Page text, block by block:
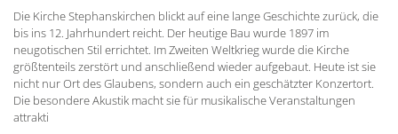
Die Kirche Stephanskirchen blickt auf eine lange Geschichte zurück, die
bis ins 12. Jahrhundert reicht. Der heutige Bau wurde 1897 im
neugotischen Stil errichtet. Im Zweiten Weltkrieg wurde die Kirche
größtenteils zerstört und anschließend wieder aufgebaut. Heute ist sie
nicht nur Ort des Glaubens, sondern auch ein geschätzter Konzertort.
Die besondere Akustik macht sie für musikalische Veranstaltungen
attrakti